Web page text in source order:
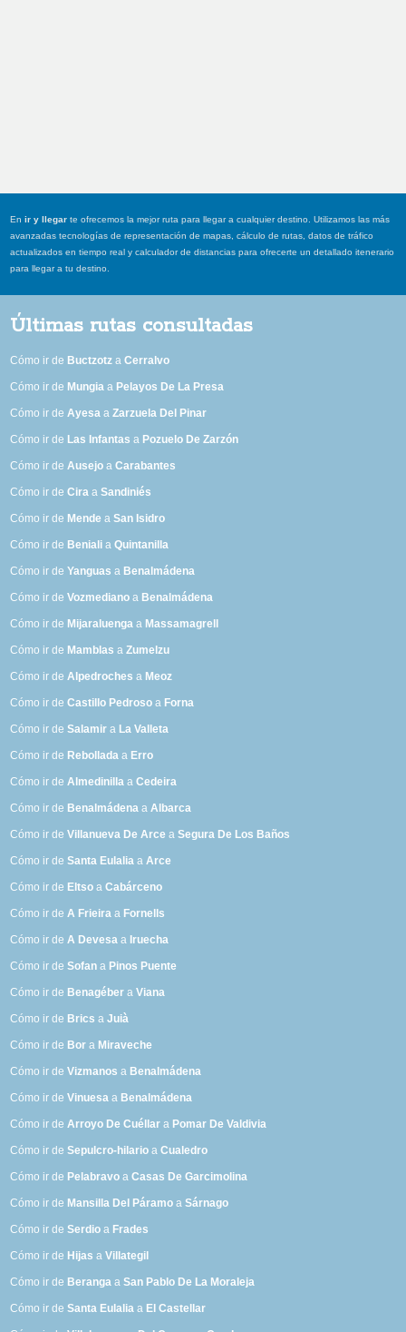
Enir y llegar te ofrecemos la mejor ruta para llegar a cualquier destino. Utilizamos las más
avanzadas tecnologías de representación de mapas, cálculo de rutas, datos de tráfico
actualizados en tiempo real y calculador de distancias para ofrecerte un detallado itenerario
para llegar a tu destino.
Últimas rutas consultadas
Cómo ir de Buctzotz aCerralvo
Cómo ir de Mungia a Pelayos De La Presa
Cómo ir deAyesa aZarzuela Del Pinar
Cómo ir de Las Infantas a Pozuelo De Zarzón
Cómo ir deAusejo aCarabantes
Cómo ir deCira aSandiniés
Cómo ir de Mende aSan Isidro
Cómo ir de Beniali aQuintanilla
Cómo ir deYanguas a Benalmádena
Cómo ir deVozmediano a Benalmádena
Cómo ir de Mijaraluenga a Massamagrell
Cómo ir de Mamblas aZumelzu
Cómo ir deAlpedroches a Meoz
Cómo ir deCastillo Pedroso a Forna
Cómo ir deSalamir a La Valleta
Cómo ir de Rebollada a Erro
Cómo ir deAlmedinilla aCedeira
Cómo ir de Benalmádena aAlbarca
Cómo ir deVillanueva De Arce aSegura De Los Baños
Cómo ir deSanta Eulalia aArce
Cómo ir de Eltso aCabárceno
Cómo ir deA Frieira a Fornells
Cómo ir deA Devesa a Iruecha
Cómo ir deSofan a Pinos Puente
Cómo ir de Benagéber aViana
Cómo ir de Brics aJuià
Cómo ir de Bor a Miraveche
Cómo ir deVizmanos a Benalmádena
Cómo ir deVinuesa a Benalmádena
Cómo ir deArroyo De Cuéllar a Pomar De Valdivia
Cómo ir deSepulcro-hilario aCualedro
Cómo ir de Pelabravo aCasas De Garcimolina
Cómo ir de Mansilla Del Páramo aSárnago
Cómo ir deSerdio a Frades
Cómo ir de Hijas aVillategil
Cómo ir de Beranga aSan Pablo De La Moraleja
Cómo ir deSanta Eulalia a El Castellar